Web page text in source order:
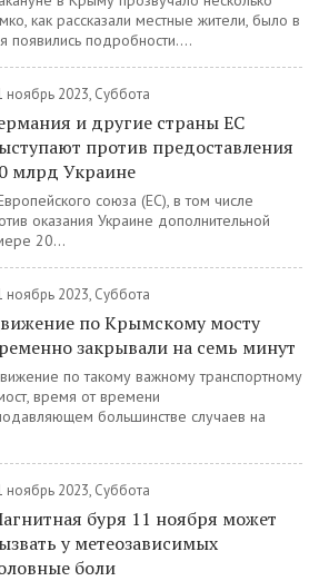
как рассказали местные жители, было в
появились подробности....
ноябрь 2023, Суббота
и другие страны ЕС
против предоставления
млрд Украине
союза (ЕС), в том числе
оказания Украине дополнительной
20...
ноябрь 2023, Суббота
по Крымскому мосту
закрывали на семь минут
по такому важному транспортному
время от времени
большинстве случаев на
ноябрь 2023, Суббота
буря 11 ноября может
у метеозависимых
боли